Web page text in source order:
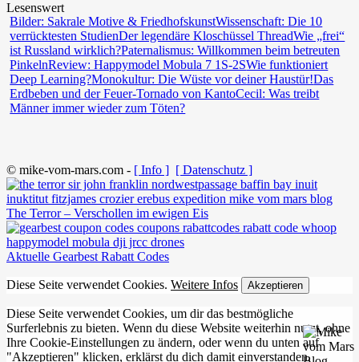
Lesenswert
Bilder: Sakrale Motive & FriedhofskunstWissenschaft: Die 10
verrücktesten StudienDer legendäre Kloschüssel ThreadWie „frei“
ist Russland wirklich?Paternalismus: Willkommen beim betreuten
PinkelnReview: Happymodel Mobula 7 1S-2SWie funktioniert
Deep Learning?Monokultur: Die Wüste vor deiner Haustür!Das
Erdbeben und der Feuer-Tornado von KantoCecil: Was treibt
Männer immer wieder zum Töten?
© mike-vom-mars.com - [ Info ] [ Datenschutz ]
The Terror – Verschollen im ewigen Eis
Aktuelle Gearbest Rabatt Codes
Diese Seite verwendet Cookies. Weitere Infos Akzeptieren
Diese Seite verwendet Cookies, um dir das bestmögliche
Surferlebnis zu bieten. Wenn du diese Website weiterhin nutzt, ohne
Ihre Cookie-Einstellungen zu ändern, oder wenn du unten auf
"Akzeptieren" klicken, erklärst du dich damit einverstanden.